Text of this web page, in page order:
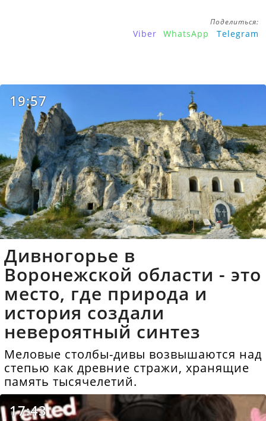
Поделиться:
Viber WhatsApp Telegram
19:57
Дивногорье в
Воронежской области - это
место, где природа и
история создали
невероятный синтез
Меловые столбы-дивы возвышаются над
степью как древние стражи, хранящие
память тысячелетий.
17:43